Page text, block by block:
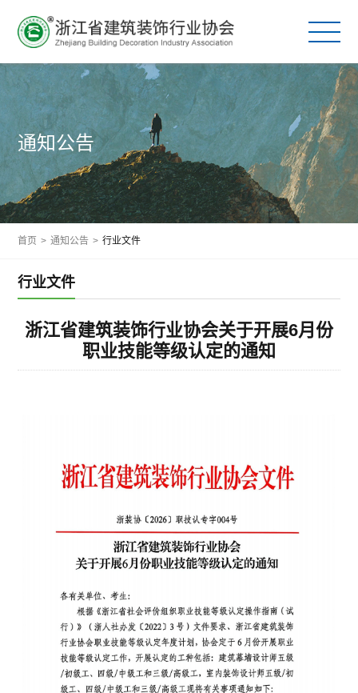
通知公告
首页 > 通知公告 > 行业文件
行业文件
浙江省建筑装饰行业协会关于开展6月份
职业技能等级认定的通知